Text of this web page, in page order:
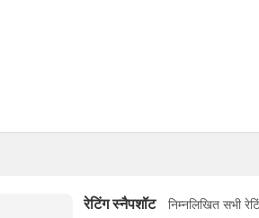
रेटिंग स्नैपशॉट
निम्नलिखित सभी